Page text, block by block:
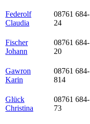
Federolf
Claudia
08761 684-
24
Fischer
Johann
08761 684-
20
Gawron
Karin
08761 684-
814
Glück
Christina
08761 684-
73